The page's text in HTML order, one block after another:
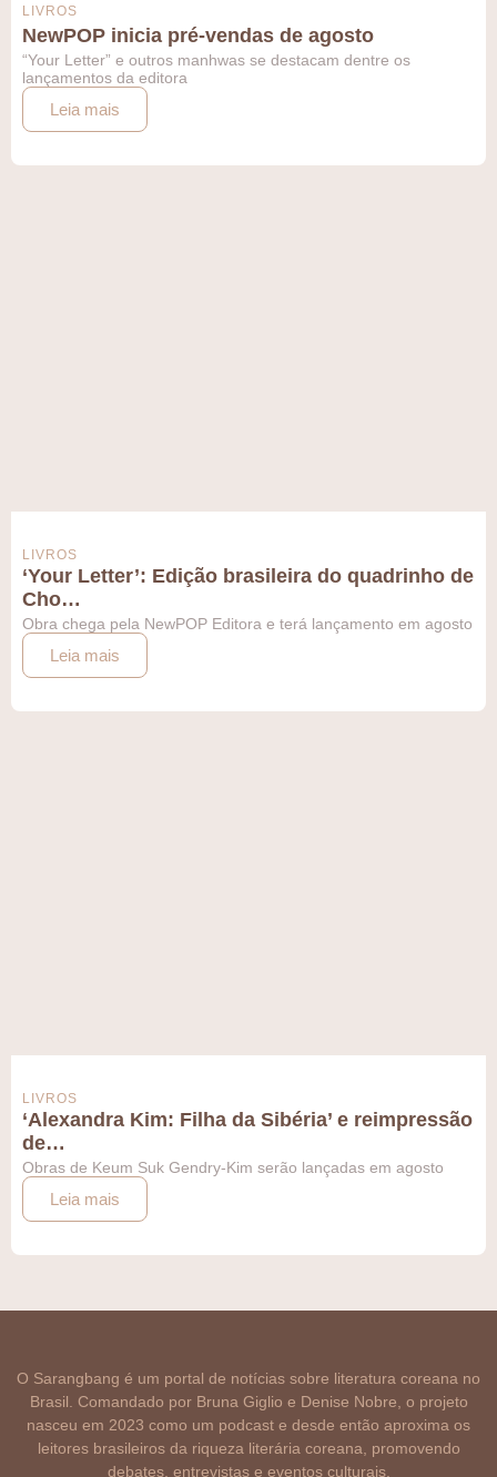
LIVROS
NewPOP inicia pré-vendas de agosto
“Your Letter” e outros manhwas se destacam dentre os
lançamentos da editora
Leia mais
LIVROS
‘Your Letter’: Edição brasileira do quadrinho de
Cho…
Obra chega pela NewPOP Editora e terá lançamento em agosto
Leia mais
LIVROS
‘Alexandra Kim: Filha da Sibéria’ e reimpressão
de…
Obras de Keum Suk Gendry-Kim serão lançadas em agosto
Leia mais
O Sarangbang é um portal de notícias sobre literatura coreana no
Brasil. Comandado por Bruna Giglio e Denise Nobre, o projeto
nasceu em 2023 como um podcast e desde então aproxima os
leitores brasileiros da riqueza literária coreana, promovendo
debates, entrevistas e eventos culturais.